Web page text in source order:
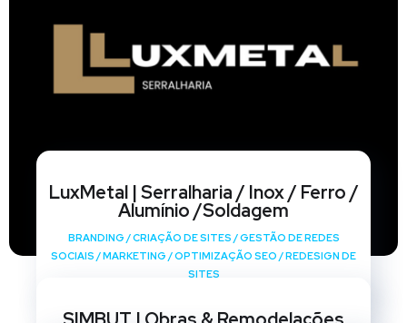
LuxMetal | Serralharia / Inox / Ferro /
Alumínio /Soldagem
BRANDING /CRIAÇÃO DE SITES /GESTÃO DE REDES
SOCIAIS /MARKETING /OPTIMIZAÇÃO SEO /REDESIGN DE
SITES